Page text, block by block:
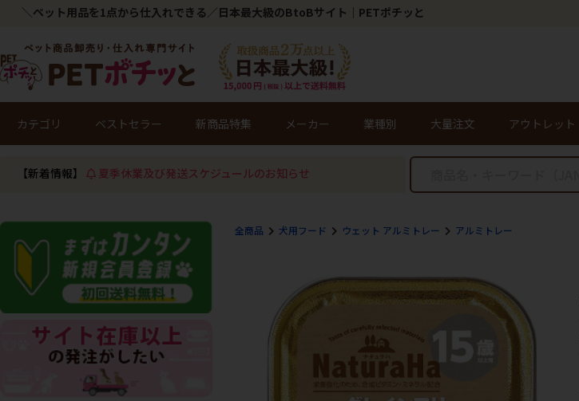
＼ペット用品を1点から仕入れできる／日本最大級のBtoBサイト｜PETポチッと
カテゴリ ベストセラー 新商品特集 メーカー 業種別 大量注文 アウトレット
【新着情報】 夏季休業及び発送スケジュールのお知らせ
全商品 犬用フード ウェット アルミトレー アルミトレー